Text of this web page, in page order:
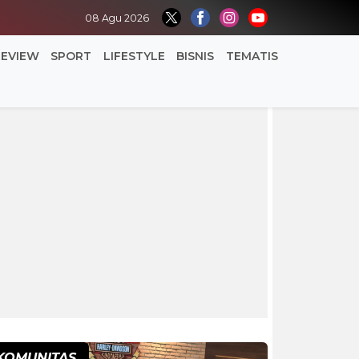
08 Agu 2026
SPORT LIFESTYLE BISNIS TEMATIS